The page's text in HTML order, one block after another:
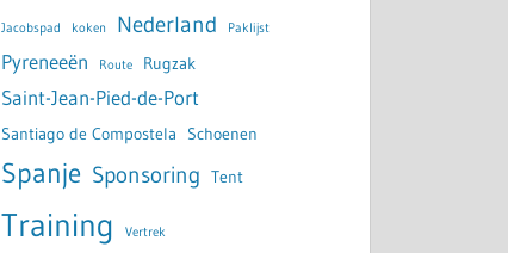
Jacobspad koken Nederland Paklijst
Pyreneeën Route Rugzak
Saint-Jean-Pied-de-Port
Santiago de Compostela Schoenen
Spanje Sponsoring Tent
Training Vertrek